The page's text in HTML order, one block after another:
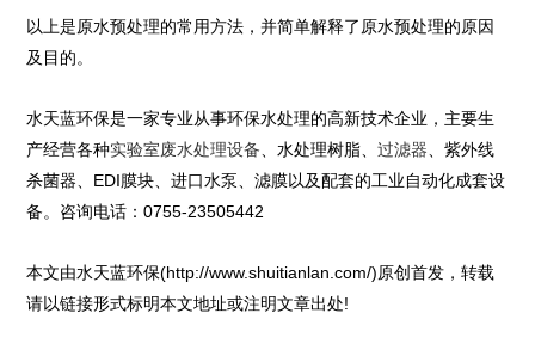
以上是原水预处理的常用方法，并简单解释了原水预处理的原因
及目的。
水天蓝环保是一家专业从事环保水处理的高新技术企业，主要生
产经营各种实验室废水处理设备、水处理树脂、 过滤器、紫外线
杀菌器、EDI膜块、进口水泵、滤膜以及配套的工业自动化成套设
备。咨询电话：0755-23505442
本文由水天蓝环保(http://www.shuitianlan.com/)原创首发，转载
请以链接形式标明本文地址或注明文章出处!